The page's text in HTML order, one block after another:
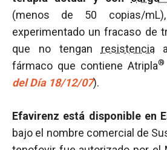
(menos de 50 copias/
experimentado un fracaso de
que no tengan resistencia
fármaco que contiene Atripla®
del Día 18/12/07).
Efavirenz está disponible en
bajo el nombre comercial de